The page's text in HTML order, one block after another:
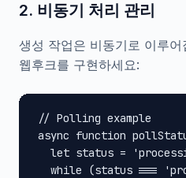
2. 비동기 처리 관리
생성 작업은 비동기로 이루
웹후크를 구현하세요:
// Polling example
async function
let status =
while (status ===